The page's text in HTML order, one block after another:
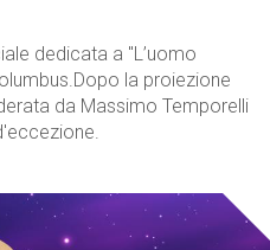
dedicata a "L’uomo
la proiezione
da Massimo Temporelli